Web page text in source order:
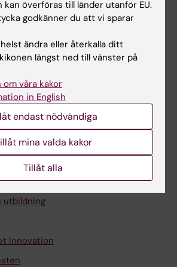
utbildning
Innovation
överföras till länder utanför EU.
godkänner du att vi sparar
ändra eller återkalla ditt
längst ned till vänster på
våra kakor
in English
endast nödvändiga
mina valda kakor
Tillåt alla